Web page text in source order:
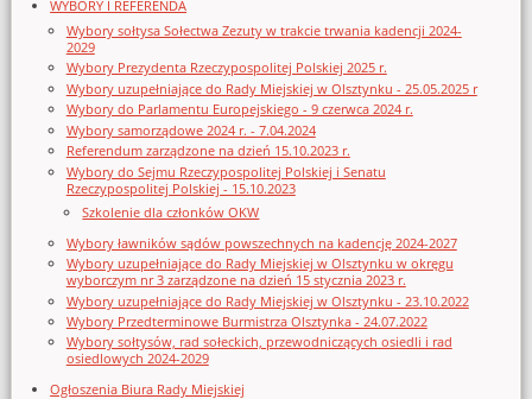
WYBORY I REFERENDA
Wybory sołtysa Sołectwa Zezuty w trakcie trwania kadencji 2024-
2029
Wybory Prezydenta Rzeczypospolitej Polskiej 2025 r.
Wybory uzupełniające do Rady Miejskiej w Olsztynku - 25.05.2025 r
Wybory do Parlamentu Europejskiego - 9 czerwca 2024 r.
Wybory samorządowe 2024 r. - 7.04.2024
Referendum zarządzone na dzień 15.10.2023 r.
Wybory do Sejmu Rzeczypospolitej Polskiej i Senatu
Rzeczypospolitej Polskiej - 15.10.2023
Szkolenie dla członków OKW
Wybory ławników sądów powszechnych na kadencję 2024-2027
Wybory uzupełniające do Rady Miejskiej w Olsztynku w okręgu
wyborczym nr 3 zarządzone na dzień 15 stycznia 2023 r.
Wybory uzupełniające do Rady Miejskiej w Olsztynku - 23.10.2022
Wybory Przedterminowe Burmistrza Olsztynka - 24.07.2022
Wybory sołtysów, rad sołeckich, przewodniczących osiedli i rad
osiedlowych 2024-2029
Ogłoszenia Biura Rady Miejskiej